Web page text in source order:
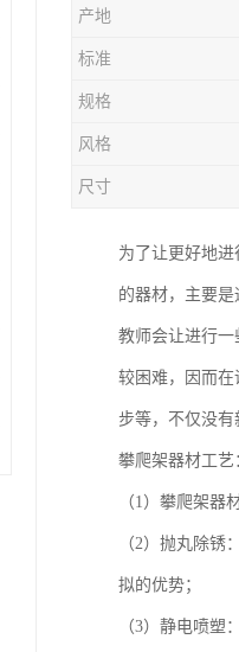
产地
标准
规格
风格
尺寸
为了让更好地
的器材，主要
教师会让进行
较困难，因而
步等，不仅没有
攀爬架器材工艺
（1）攀爬架器
（2）抛丸除
拟的优势；
（3）静电喷